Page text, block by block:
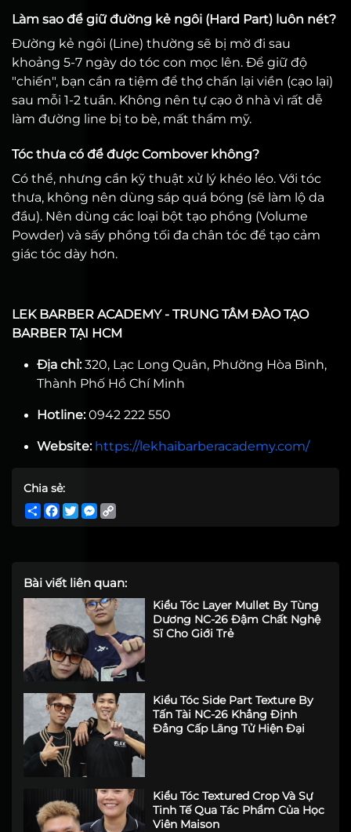
Làm sao để giữ đường kẻ ngôi (Hard Part) luôn nét?
Đường kẻ ngôi (Line) thường sẽ bị mờ đi sau
khoảng 5-7 ngày do tóc con mọc lên. Để giữ độ
"chiến", bạn cần ra tiệm để thợ chấn lại viền (cạo lại)
sau mỗi 1-2 tuần. Không nên tự cạo ở nhà vì rất dễ
làm đường line bị to bè, mất thẩm mỹ.
Tóc thưa có để được Combover không?
Có thể, nhưng cần kỹ thuật xử lý khéo léo. Với tóc
thưa, không nên dùng sáp quá bóng (sẽ làm lộ da
đầu). Nên dùng các loại bột tạo phồng (Volume
Powder) và sấy phồng tối đa chân tóc để tạo cảm
giác tóc dày hơn.
LEK BARBER ACADEMY - TRUNG TÂM ĐÀO TẠO
BARBER TẠI HCM
Địa chỉ:320, Lạc Long Quân, Phường Hòa Bình,
Thành Phố Hồ Chí Minh
Hotline:0942 222 550
Website: https://lekhaibarberacademy.com/
Chia sẻ:
ShareFacebook
TwitterMessenger
Bài viết liên quan:
Kiểu Tóc Layer Mullet By Tùng
Dương NC-26 Đậm Chất Nghệ
Sĩ Cho Giới Trẻ
Kiểu Tóc Side Part Texture By
Tấn Tài NC-26 Khẳng Định
Đẳng Cấp Lãng Tử Hiện Đại
Kiểu Tóc Textured Crop Và Sự
Tinh Tế Qua Tác Phẩm Của Học
Viên Maison